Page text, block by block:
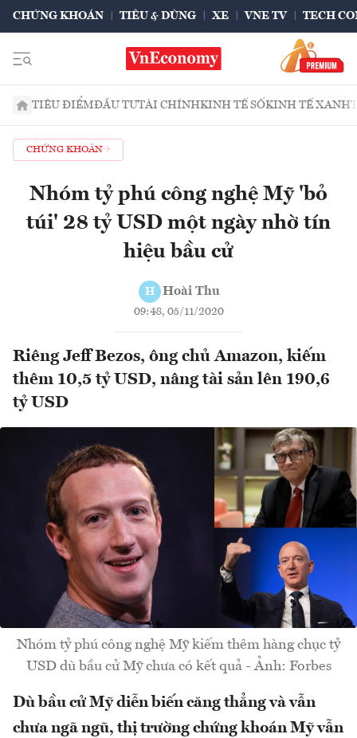
CHỨNG KHOÁN TIÊU & DÙNG XE VNE TV TECH
TIÊU ĐIỂMĐẦU TƯTÀI CHÍNHKINH TẾ SỐKINH TẾ XANH
CHỨNG KHOÁN
Nhóm tỷ phú công nghệ Mỹ 'bỏ
túi' 28 tỷ USD một ngày nhờ tín
hiệu bầu cử
H Hoài Thu
09:48, 05/11/2020
Riêng Jeff Bezos, ông chủ Amazon, kiếm
thêm 10,5 tỷ USD, nâng tài sản lên 190,6
tỷ USD
Nhóm tỷ phú công nghệ Mỹ kiếm thêm hàng chục tỷ
USD dù bầu cử Mỹ chưa có kết quả - Ảnh: Forbes
Dù bầu cử Mỹ diễn biến căng thẳng và vẫn
chưa ngã ngũ, thị trường chứng khoán Mỹ vẫn